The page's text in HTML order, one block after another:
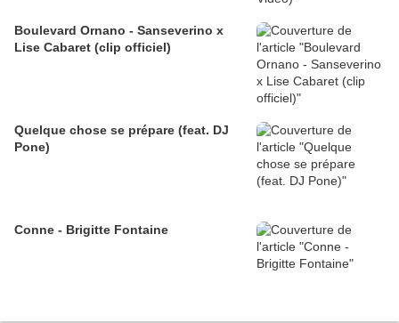
Boulevard Ornano - Sanseverino x
Lise Cabaret (clip officiel)
Quelque chose se prépare (feat. DJ
Pone)
Conne - Brigitte Fontaine